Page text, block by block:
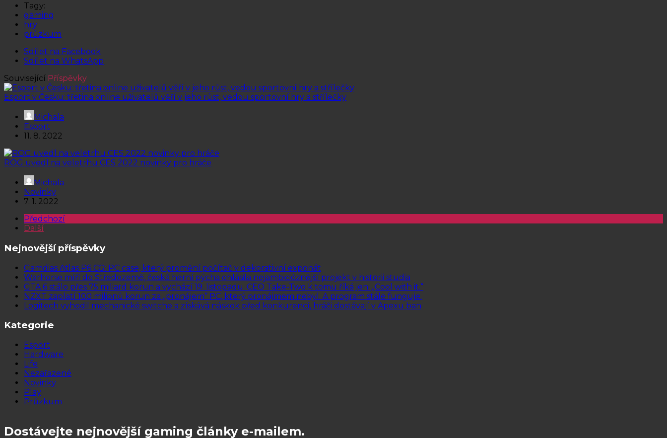
Tagy:
gaming
hry
průzkum
Sdílet na Facebook
Sdílet na WhatsApp
Související Příspěvky
Esport v Česku: třetina online uživatelů věří v jeho růst, vedou sportovní hry a střílečky
Michala
Esport
11. 8. 2022
ROG uvedl na veletrhu CES 2022 novinky pro hráče
Michala
Novinky
7. 1. 2022
Předchozí
Další
Nejnovější příspěvky
Gamdias Atlas P6 CG: PC case, který promění počítač v dekorativní exponát
Warhorse míří do Středozemě, česká herní pýcha ohlásila nejambicióznější projekt v historii studia
GTA 6 stálo přes 75 miliard korun a vychází 19. listopadu. CEO Take-Two k tomu říká jen: „Cool with it.“
NZXT zaplatí 100 milionů korun za „pronájem“ PC, který pronájmem nebyl. A program stále funguje.
Logitech vyhodil mechanické switche a získává náskok před konkurencí, hráči dostávají v Apexu ban
Kategorie
Esport
Hardware
Life
Nezařazené
Novinky
Play
Průzkum
Dostávejte nejnovější gaming články e-mailem.